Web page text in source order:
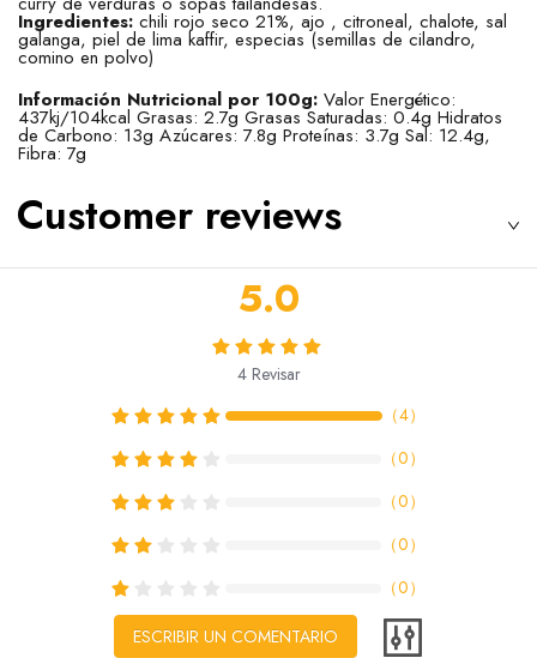
Ingredientes: chili rojo seco 21%, ajo , citroneal, chalote, sal
galanga, piel de lima kaffir, especias (semillas de cilandro,
comino en polvo)
Información Nutricional por 100g: Valor Energético:
437kj/104kcal Grasas: 2.7g Grasas Saturadas: 0.4g Hidratos
de Carbono: 13g Azúcares: 7.8g Proteínas: 3.7g Sal: 12.4g,
Fibra: 7g
Customer reviews
5.0
4 Revisar
（4）
（0）
（0）
（0）
（0）
ESCRIBIR UN COMENTARIO